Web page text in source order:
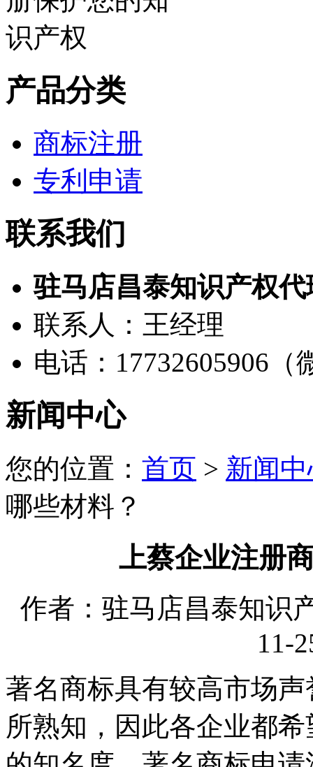
产品分类
商标注册
专利申请
联系我们
驻马店昌泰知识产权
联系人：王经理
电话：17732605906（
新闻中心
您的位置： 首页 > 新闻
哪些材料？
上蔡企业注册
作者：驻马店昌泰知识
11-
著名商标具有较高市场
所熟知，因此各企业都